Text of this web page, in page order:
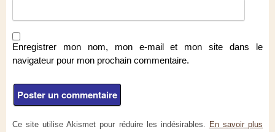
Enregistrer mon nom, mon e-mail et mon site dans le
navigateur pour mon prochain commentaire.
Ce site utilise Akismet pour réduire les indésirables. En savoir plus